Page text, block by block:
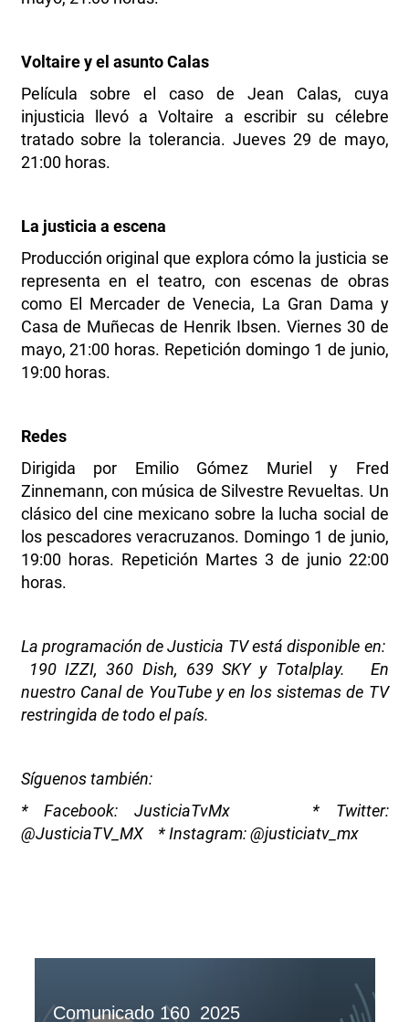
Voltaire y el asunto Calas
Película sobre el caso de Jean Calas, cuya
injusticia llevó a Voltaire a escribir su célebre
tratado sobre la tolerancia. Jueves 29 de mayo,
21:00 horas.
La justicia a escena
Producción original que explora cómo la justicia se
representa en el teatro, con escenas de obras
como El Mercader de Venecia, La Gran Dama y
Casa de Muñecas de Henrik Ibsen. Viernes 30 de
mayo, 21:00 horas. Repetición domingo 1 de junio,
19:00 horas.
Redes
Dirigida por Emilio Gómez Muriel y Fred
Zinnemann, con música de Silvestre Revueltas. Un
clásico del cine mexicano sobre la lucha social de
los pescadores veracruzanos. Domingo 1 de junio,
19:00 horas. Repetición Martes 3 de junio 22:00
horas.
La programación de Justicia TV está disponible en:
190 IZZI, 360 Dish, 639 SKY y Totalplay. En
nuestro Canal de YouTube y en los sistemas de TV
restringida de todo el país.
Síguenos también:
* Facebook: JusticiaTvMx * Twitter:
@JusticiaTV_MX * Instagram: @justiciatv_mx